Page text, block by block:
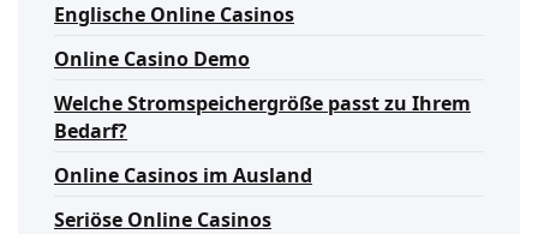
Englische Online Casinos
Online Casino Demo
Welche Stromspeichergröße passt zu Ihrem
Bedarf?
Online Casinos im Ausland
Seriöse Online Casinos